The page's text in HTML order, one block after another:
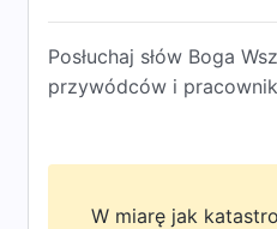
Posłuchaj słów Boga
przywódców i
W miarę jak